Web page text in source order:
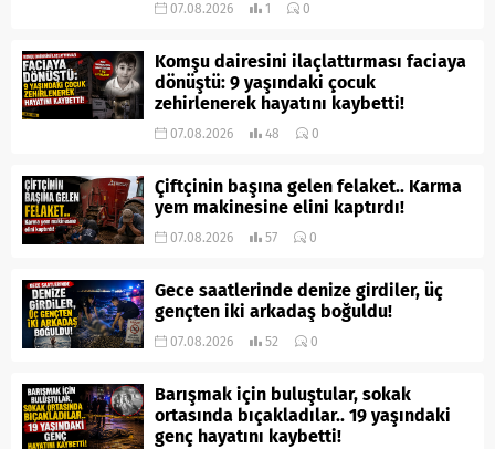
07.08.2026 1 0
Komşu dairesini ilaçlattırması faciaya
dönüştü: 9 yaşındaki çocuk
zehirlenerek hayatını kaybetti!
07.08.2026 48 0
Çiftçinin başına gelen felaket.. Karma
yem makinesine elini kaptırdı!
07.08.2026 57 0
Gece saatlerinde denize girdiler, üç
gençten iki arkadaş boğuldu!
07.08.2026 52 0
Barışmak için buluştular, sokak
ortasında bıçakladılar.. 19 yaşındaki
genç hayatını kaybetti!